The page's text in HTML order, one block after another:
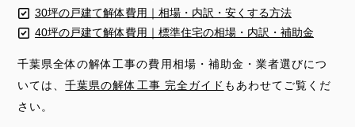
30坪の戸建て解体費用｜相場・内訳・安くする方法
40坪の戸建て解体費用｜標準住宅の相場・内訳・補助金
千葉県全体の解体工事の費用相場・補助金・業者選びにつ
いては、千葉県の解体工事 完全ガイド もあわせてご覧くだ
さい。